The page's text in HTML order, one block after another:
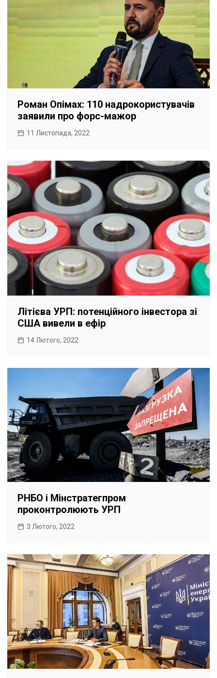
Роман Опімах: 110 надрокористувачів
заявили про форс-мажор
11 Листопада, 2022
Літієва УРП: потенційного інвестора зі
США вивели в ефір
14 Лютого, 2022
РНБО і Мінстратегпром
проконтролюють УРП
3 Лютого, 2022